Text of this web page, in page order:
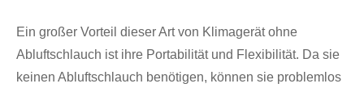
Ein großer Vorteil dieser Art von Klimagerät ohne
Abluftschlauch ist ihre Portabilität und Flexibilität. Da sie
keinen Abluftschlauch benötigen, können sie problemlos